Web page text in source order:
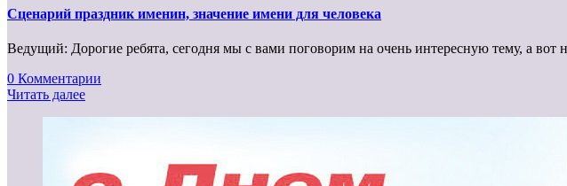
Сценарий праздник именин, значение имени для человека
Ведущий: Дорогие ребята, сегодня мы с вами поговорим на очень интересную тему, а вот
0 Комментарии
Читать далее